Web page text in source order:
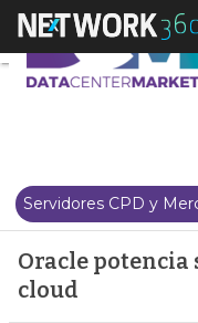
Servidores CPD y
Oracle potencia
cloud